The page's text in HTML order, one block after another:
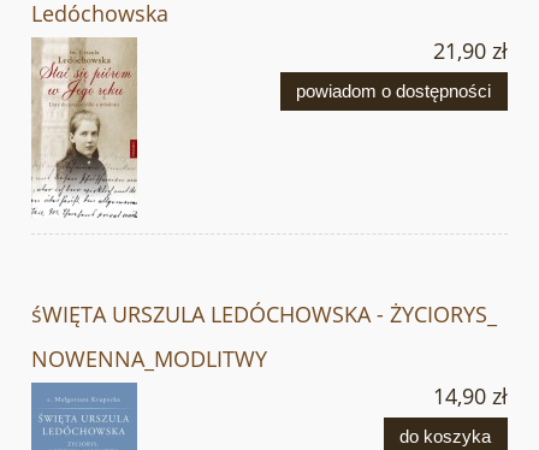
Ledóchowska
21,90 zł
powiadom o dostępności
śWIĘTA URSZULA LEDÓCHOWSKA - ŻYCIORYS_
NOWENNA_MODLITWY
14,90 zł
do koszyka